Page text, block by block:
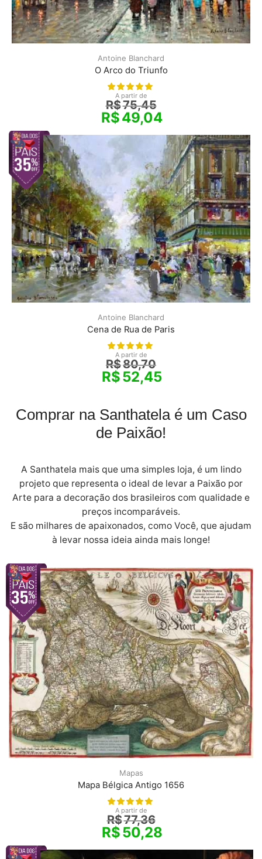
Antoine Blanchard
O Arco do Triunfo
A partir de
R$75,45
R$49,04
Antoine Blanchard
Cena de Rua de Paris
A partir de
R$80,70
R$52,45
Comprar na Santhatela é um Caso
de Paixão!
A Santhatela mais que uma simples loja, é um lindo
projeto que representa o ideal de levar a Paixão por
Arte para a decoração dos brasileiros com qualidade e
preços incomparáveis.
E são milhares de apaixonados, como Você, que ajudam
à levar nossa ideia ainda mais longe!
Mapas
Mapa Bélgica Antigo 1656
A partir de
R$77,36
R$50,28